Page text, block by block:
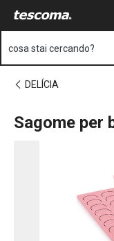
Vai
cosa stai cercando?
DELÍCIA
Sagome per